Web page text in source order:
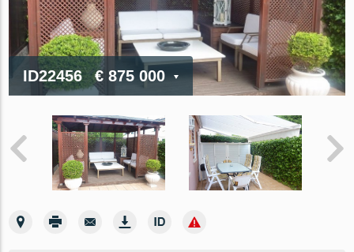
ID22456 € 875 000